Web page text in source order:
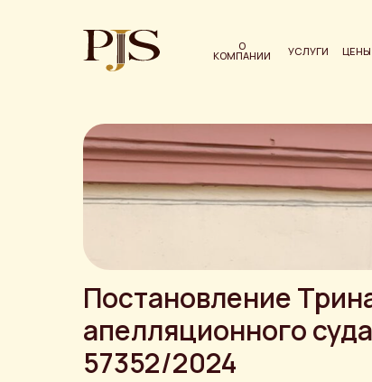
О
КОМПАНИИ УСЛУГИ ЦЕНЫ
Постановление
апелляционного
57352/2024